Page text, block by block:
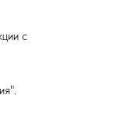
с